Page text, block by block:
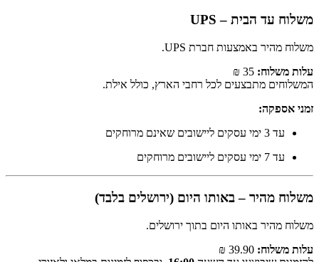
משלוח עד הבית – UPS
משלוח מהיר באמצעות חברת UPS.
עלות משלוח:
המשלוחים מתבצעים לכל רחבי הארץ, כולל אילת.
זמני אספקה:
עד 3 ימי עסקים ליישובים שאינם מרוחקים
עד 7 ימי עסקים ליישובים מרוחקים
משלוח מהיר – באותו היום (ירושלים בלבד)
משלוח מהיר באותו היום בתוך ירושלים.
עלות משלוח: